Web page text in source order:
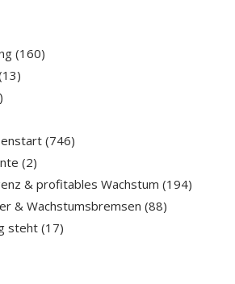
(160)
(746)
(2)
& profitables Wachstum (194)
& Wachstumsbremsen (88)
steht(17)